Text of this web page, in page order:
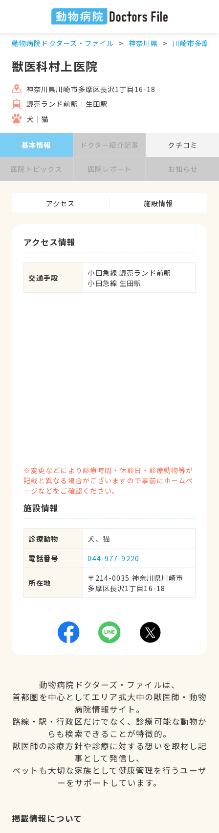
動物病院ドクターズ・ファイル 神奈川県 川崎市多摩区
獣医科村上医院
神奈川県川崎市多摩区長沢1丁目16-18
読売ランド前駅
生田駅
犬
猫
基本情報 ドクター紹介記事 クチコミ
医院トピックス 医院レポート お知らせ
アクセス 施設情報
アクセス情報
交通手段
小田急線 読売ランド前駅
小田急線 生田駅
※変更などにより診療時間・休診日・診療動物等が
記載と異なる場合がございますので事前にホームペ
ージなどをご確認ください。
施設情報
診療動物
犬、猫
電話番号
044-977-9220
所在地
〒214-0035 神奈川県川崎市
多摩区長沢1丁目16-18
動物病院ドクターズ・ファイルは、
首都圏を中心としてエリア拡大中の獣医師・動物
病院情報サイト。
路線・駅・行政区だけでなく、診療可能な動物か
らも検索できることが特徴的。
獣医師の診療方針や診療に対する想いを取材し記
事として発信し、
ペットも大切な家族として健康管理を行うユーザ
ーをサポートしています。
掲載情報について